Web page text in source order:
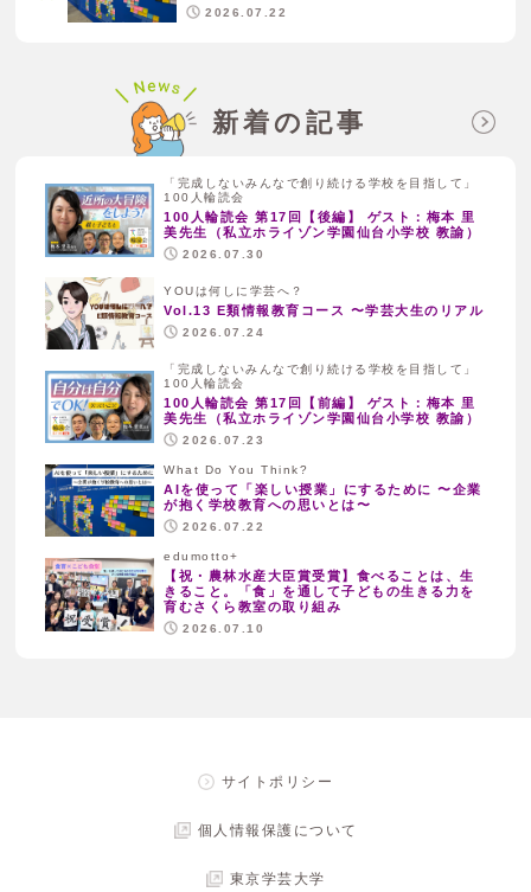
2026.07.22
新着の記事
「完成しないみんなで創り続ける学校を目指して」
100人輪読会
100人輪読会 第17回【後編】 ゲスト：梅本 里
美先生（私立ホライゾン学園仙台小学校 教諭）
2026.07.30
YOUは何しに学芸へ？
Vol.13 E類情報教育コース 〜学芸大生のリアル
2026.07.24
「完成しないみんなで創り続ける学校を目指して」
100人輪読会
100人輪読会 第17回【前編】 ゲスト：梅本 里
美先生（私立ホライゾン学園仙台小学校 教諭）
2026.07.23
What Do You Think?
AIを使って「楽しい授業」にするために 〜企業
が抱く学校教育への思いとは〜
2026.07.22
edumotto+
【祝・農林水産大臣賞受賞】食べることは、生
きること。「食」を通して子どもの生きる力を
育むさくら教室の取り組み
2026.07.10
サイトポリシー
個人情報保護について
東京学芸大学